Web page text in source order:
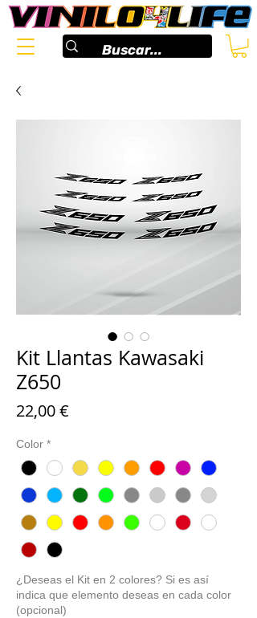
Kit Llantas Kawasaki
Z650
22,00 €
Color *
¿Deseas el Kit en 2 colores? Si es así
indica que elemento deseas en cada color
(opcional)